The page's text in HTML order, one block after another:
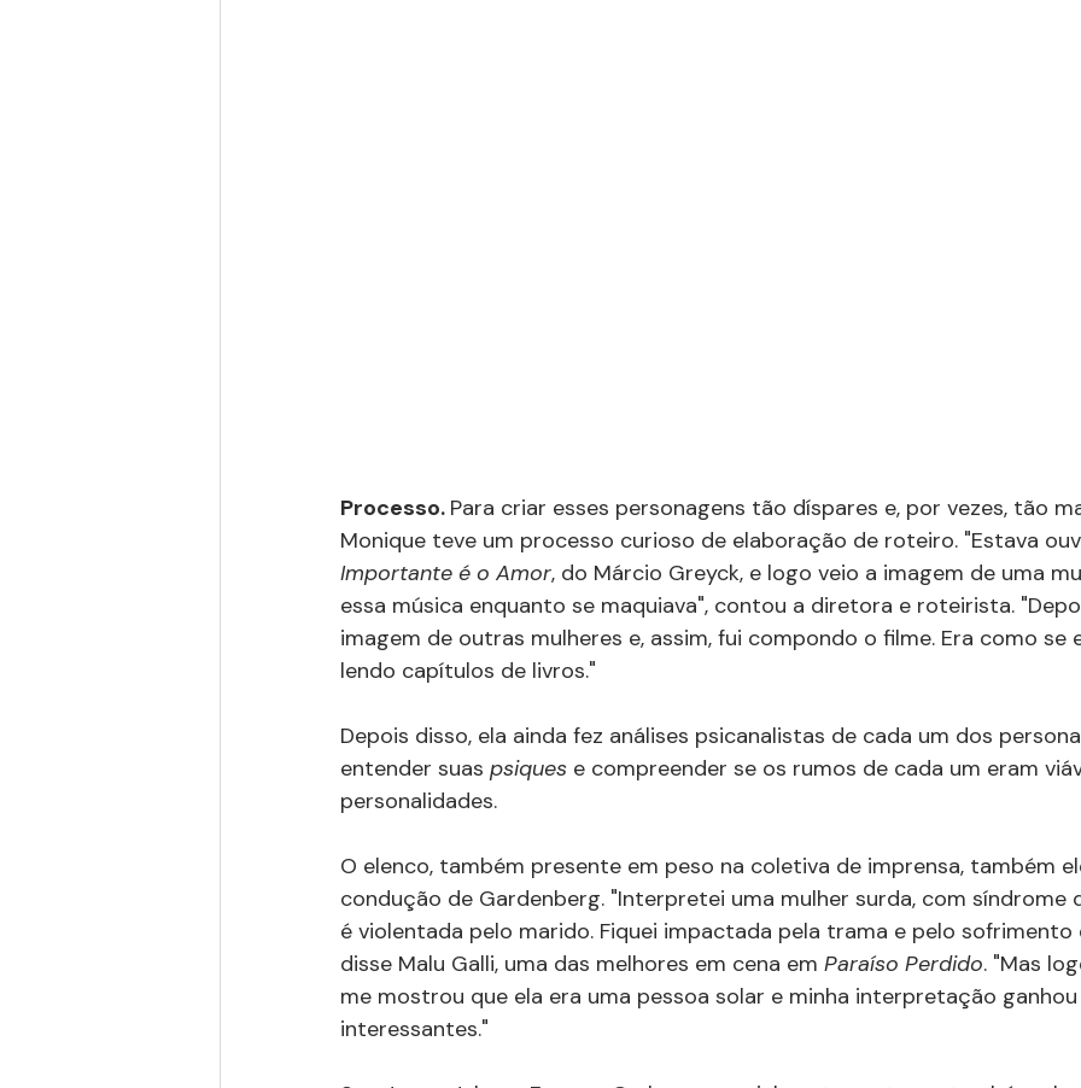
Processo. Para criar esses personagens tão díspares e, por vezes, tão
Monique teve um processo curioso de elaboração de roteiro. "Estava
Importante é o Amor, do Márcio Greyck, e logo veio a imagem de uma
essa música enquanto se maquiava", contou a diretora e roteirista.
imagem de outras mulheres e, assim, fui compondo o filme. Era como se
lendo capítulos de livros."
Depois disso, ela ainda fez análises psicanalistas de cada um dos
entender suas psiques e compreender se os rumos de cada um eram
personalidades.
O elenco, também presente em peso na coletiva de imprensa, também
condução de Gardenberg. "Interpretei uma mulher surda, com síndrome
é violentada pelo marido. Fiquei impactada pela trama e pelo sofrimento
disse Malu Galli, uma das melhores em cena em Paraíso Perdido. "Mas
me mostrou que ela era uma pessoa solar e minha interpretação ganhou
interessantes."